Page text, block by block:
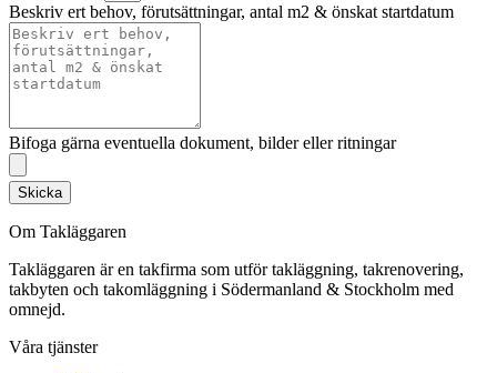
Beskriv ert behov, förutsättningar, antal m2 & önskat startdatum
Bifoga gärna eventuella dokument, bilder eller ritningar
Skicka
Om Takläggaren
Takläggaren är en takfirma som utför takläggning, takrenovering,
takbyten och takomläggning i Södermanland & Stockholm med
omnejd.
Våra tjänster